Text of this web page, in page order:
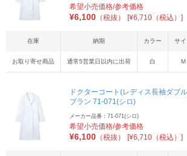
希望小売価格/参考価格
¥6,100 （税抜） [¥6,710（税込）]
在庫 納期 カラー サ
お取り寄せ商品 通常5営業日以内に出荷 白 Ｍ
ドクターコート(レディス長袖ダブ
ブラン 71-071(シロ)
メーカー品番：71-071(シロ)
希望小売価格/参考価格
¥6,100 （税抜） [¥6,710（税込）]